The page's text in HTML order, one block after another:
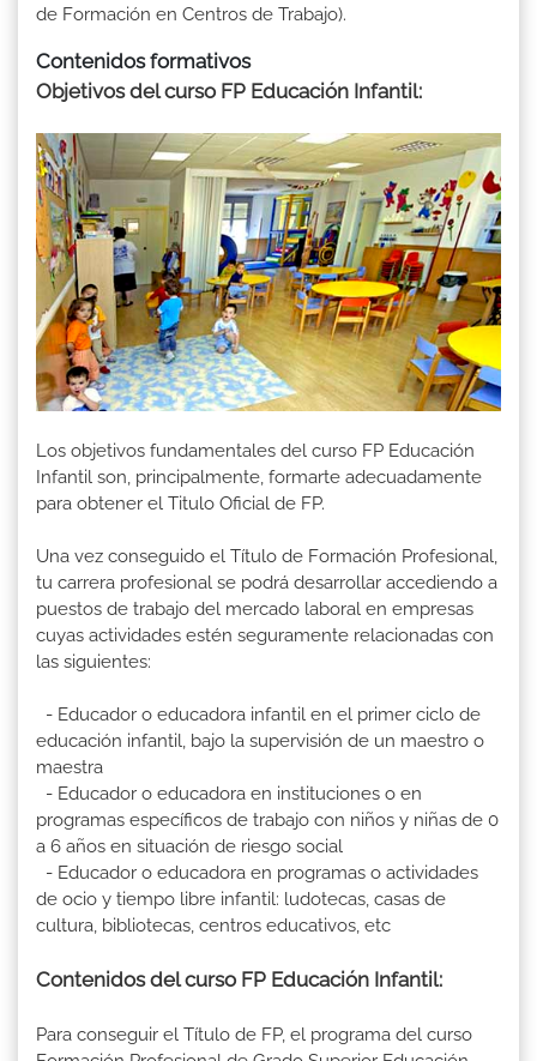
de Formación en Centros de Trabajo).
Contenidos formativos
Objetivos del curso FP Educación Infantil:
Los objetivos fundamentales del curso FP Educación
Infantil son, principalmente, formarte adecuadamente
para obtener el Titulo Oficial de FP.
Una vez conseguido el Título de Formación Profesional,
tu carrera profesional se podrá desarrollar accediendo a
puestos de trabajo del mercado laboral en empresas
cuyas actividades estén seguramente relacionadas con
las siguientes:
- Educador o educadora infantil en el primer ciclo de
educación infantil, bajo la supervisión de un maestro o
maestra
- Educador o educadora en instituciones o en
programas específicos de trabajo con niños y niñas de 0
a 6 años en situación de riesgo social
- Educador o educadora en programas o actividades
de ocio y tiempo libre infantil: ludotecas, casas de
cultura, bibliotecas, centros educativos, etc
Contenidos del curso FP Educación Infantil:
Para conseguir el Título de FP, el programa del curso